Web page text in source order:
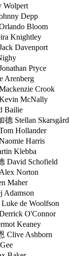
Depp
Bloom
Pryce
Crook
McNally
Skarsgård
Hollander
Harris
Klebba
Schofield
Norton
de Woolfson
O'Connor
Keaney
Ashborn